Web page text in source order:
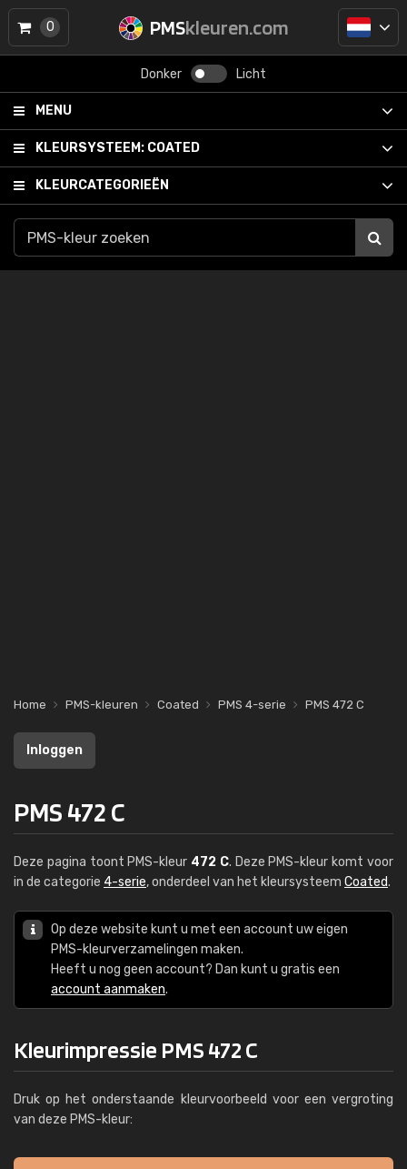
PMSkleuren.com
Donker Licht
MENU
KLEURSYSTEEM: COATED
KLEURCATEGORIEËN
0
Home PMS-kleuren Coated PMS 4-serie PMS 472 C
Inloggen
PMS 472 C
Deze pagina toont PMS-kleur 472 C. Deze PMS-kleur komt voor
in de categorie 4-serie, onderdeel van het kleursysteem Coated.
Op deze website kunt u met een account uw eigen
PMS-kleurverzamelingen maken.
Heeft u nog geen account? Dan kunt u gratis een
account aanmaken.
Kleurimpressie PMS 472 C
Druk op het onderstaande kleurvoorbeeld voor een vergroting
van deze PMS-kleur: